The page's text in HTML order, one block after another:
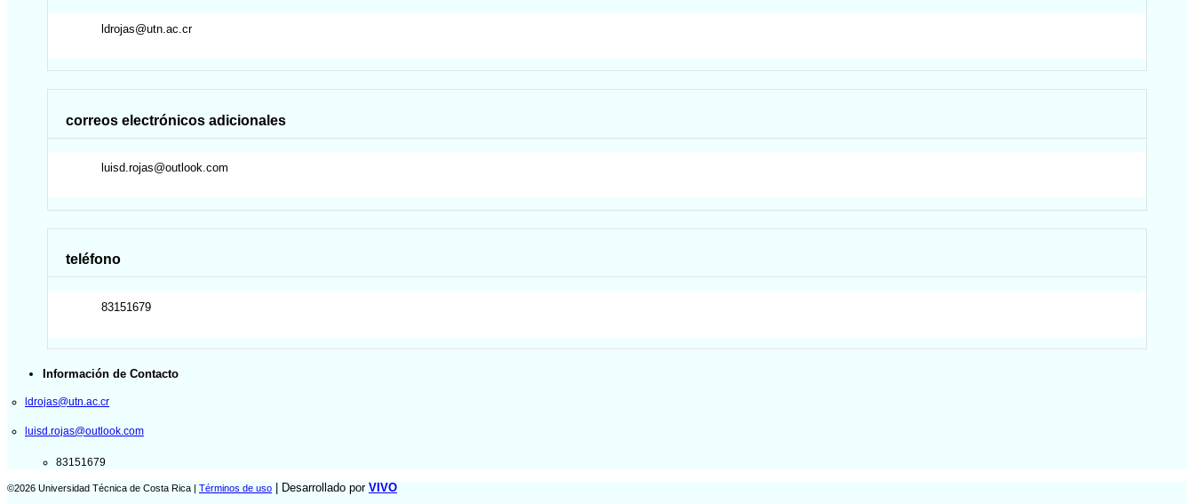
ldrojas@utn.ac.cr
correos electrónicos adicionales
luisd.rojas@outlook.com
teléfono
83151679
Información de Contacto
ldrojas@utn.ac.cr
luisd.rojas@outlook.com
83151679
©2026 Universidad Técnica de Costa Rica | Términos de uso | Desarrollado por VIVO